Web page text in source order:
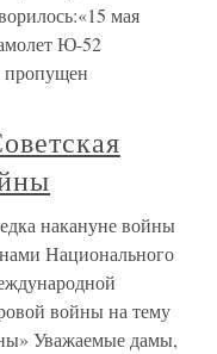
мая
Ю-52
пропущен
накануне войны
Национального
войны на тему
Уважаемые дамы,